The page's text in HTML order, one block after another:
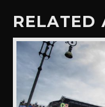
RELATED